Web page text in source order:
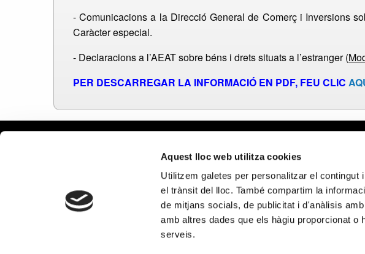
Aquest lloc web utilitza cookies
Utilitzem galetes per personalitzar el
el trànsit del lloc. També compartim la
de mitjans socials, de publicitat i d'anàlisis
amb altres dades que els hàgiu proporcionat
serveis.
- Comunicacions a la Direcció General de Comerç i Inversions
Caràcter especial.
- Declaracions a l’AEAT sobre béns i drets situats a l’estranger (
PER DESCARREGAR LA INFORMACIÓ EN PDF, FEU CLIC
Política de privacitat
Política de cookies
Política de privacitat en
xarxes socials
PROGRAMA KIT DIGITAL COFINANÇAT PELS FONS